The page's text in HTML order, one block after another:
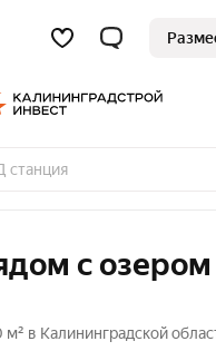
с озером
в Калининградской